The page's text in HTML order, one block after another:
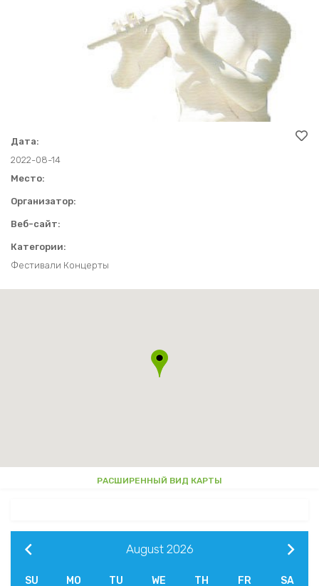
ТУРИСТИЧЕСКИЕ МАРШРУТЫ
КОНТАКТЫ И ВРЕМЯ РАБОТЫ
ИСТОРИЯ ТРАКАЙ
ЗАЩИТА ПЕРСОНАЛЬНЫХ ДАННЫХ
Дата:
2022-08-14
Место:
Организатор:
Веб-сайт:
Категории:
Фестивали Концерты
РАСШИРЕННЫЙ ВИД КАРТЫ
August 2026
SU MO TU WE TH FR SA